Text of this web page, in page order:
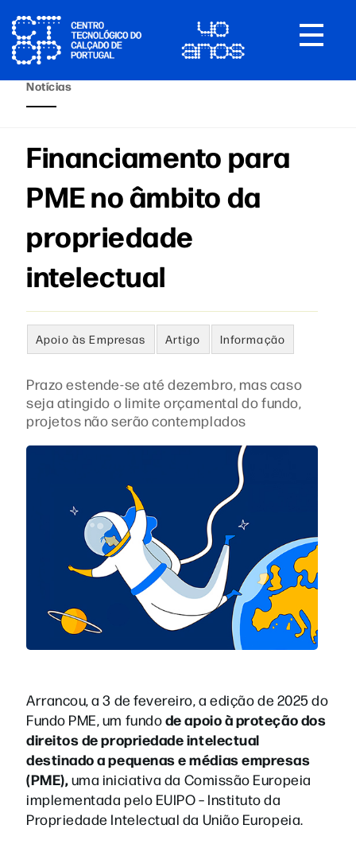
Toggle
Notícias
Financiamento para
PME no âmbito da
propriedade
intelectual
Apoio às Empresas Artigo Informação
Prazo estende-se até dezembro, mas caso
seja atingido o limite orçamental do fundo,
projetos não serão contemplados
Arrancou, a 3 de fevereiro, a edição de 2025 do
Fundo PME, um fundode apoio à proteção dos
direitos de propriedade intelectual
destinado a pequenas e médias empresas
(PME),uma iniciativa da Comissão Europeia
implementada pelo EUIPO – Instituto da
Propriedade Intelectual da União Europeia.